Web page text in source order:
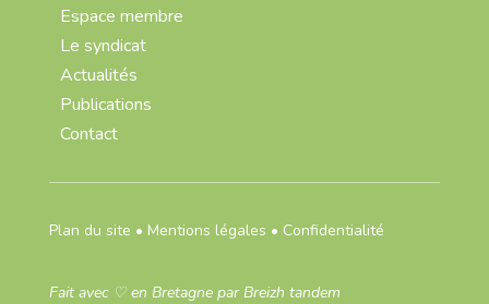
Espace membre
Le syndicat
Actualités
Publications
Contact
Plan du site • Mentions légales • Confidentialité
Fait avec ♡en Bretagne par Breizh tandem